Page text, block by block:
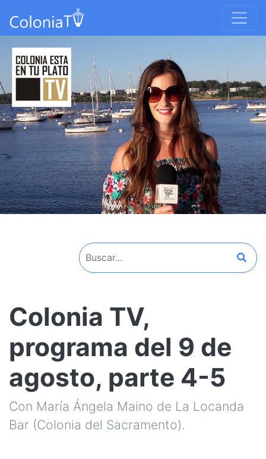
Colonia TV,
programa del 9 de
agosto, parte 4-5
Con María Ángela Maino de La Locanda
Bar (Colonia del Sacramento).